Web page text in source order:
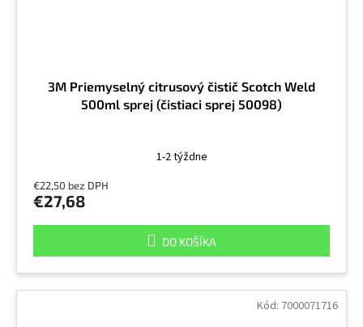
3M Priemyselný citrusový čistič Scotch Weld
500ml sprej (čistiaci sprej 50098)
1-2 týždne
€22,50 bez DPH
€27,68
DO KOŠÍKA
Kód: 7000071716